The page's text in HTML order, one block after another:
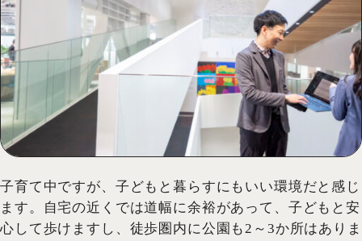
子育て中ですが、子どもと暮らすにもいい環境だと感じ
ます。自宅の近くでは道幅に余裕があって、子どもと安
心して歩けますし、徒歩圏内に公園も2～3か所はありま